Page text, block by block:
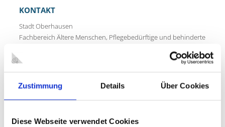
Zustimmung Details Über Cookies
Diese Webseite verwendet Cookies
KONTAKT
Stadt Oberhausen
Fachbereich Ältere Menschen, Pflegebedürftige und behinderte
Fachstelle für schwerbehinderte Menschen im Arbeitsleben
Sozialrathaus
Essener Str. 53
46047 Oberhausen